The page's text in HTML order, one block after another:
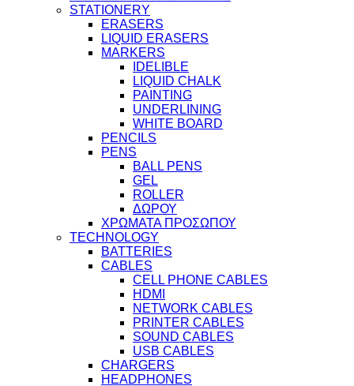
STATIONERY
ERASERS
LIQUID ERASERS
MARKERS
IDELIBLE
LIQUID CHALK
PAINTING
UNDERLINING
WHITE BOARD
PENCILS
PENS
BALL PENS
GEL
ROLLER
ΔΩΡΟΥ
ΧΡΩΜΑΤΑ ΠΡΟΣΩΠΟΥ
TECHNOLOGY
BATTERIES
CABLES
CELL PHONE CABLES
HDMI
NETWORK CABLES
PRINTER CABLES
SOUND CABLES
USB CABLES
CHARGERS
HEADPHONES